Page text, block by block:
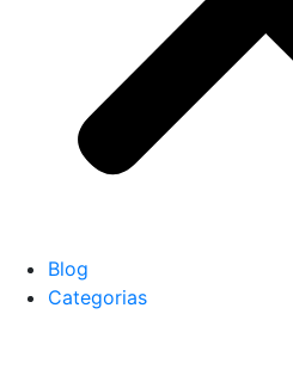
Blog
Categorias